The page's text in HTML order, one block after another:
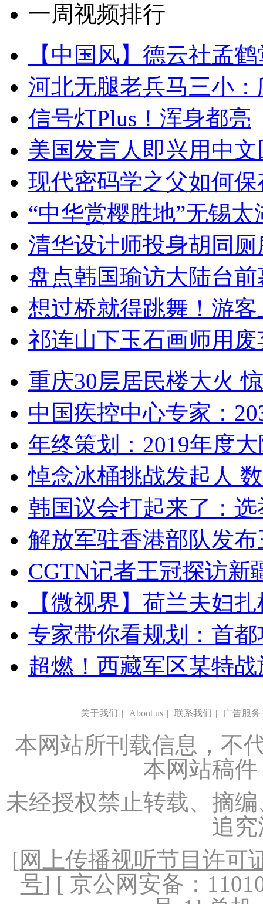
一周视频排行
【中国风】德云社孟
河北无腿老兵马三小
信号灯Plus！浑身都亮
美国发言人即兴用中
现代密码学之父如何
“中华赏樱胜地”无锡
清华设计师投身胡同
盘点韩国瑜访大陆台
想过桥就得跳舞！游客
祁连山下玉石画师用
重庆30层居民楼大火
中国疾控中心专家：
年终策划：2019年度
悼念冰桶挑战发起人
韩国议会打起来了：
解放军驻香港部队发
CGTN记者王冠探访新
【微视界】荷兰夫妇
专家带你看规划：首
超燃！西藏军区某特
关于我们 | About us | 联系我们 | 广告服务
本网站所刊载信息，不
本网站稿
未经授权禁止转载、摘
追
[网上传播视听节目许可
号] [ 京公网安备：